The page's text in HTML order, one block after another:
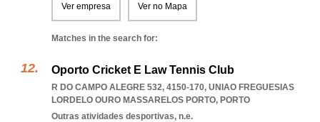
Ver empresa Ver no Mapa
Matches in the search for:
Oporto Cricket E Law Tennis Club
R DO CAMPO ALEGRE 532, 4150-170, UNIAO FREGUESIAS
LORDELO OURO MASSARELOS PORTO, PORTO
Outras atividades desportivas, n.e.